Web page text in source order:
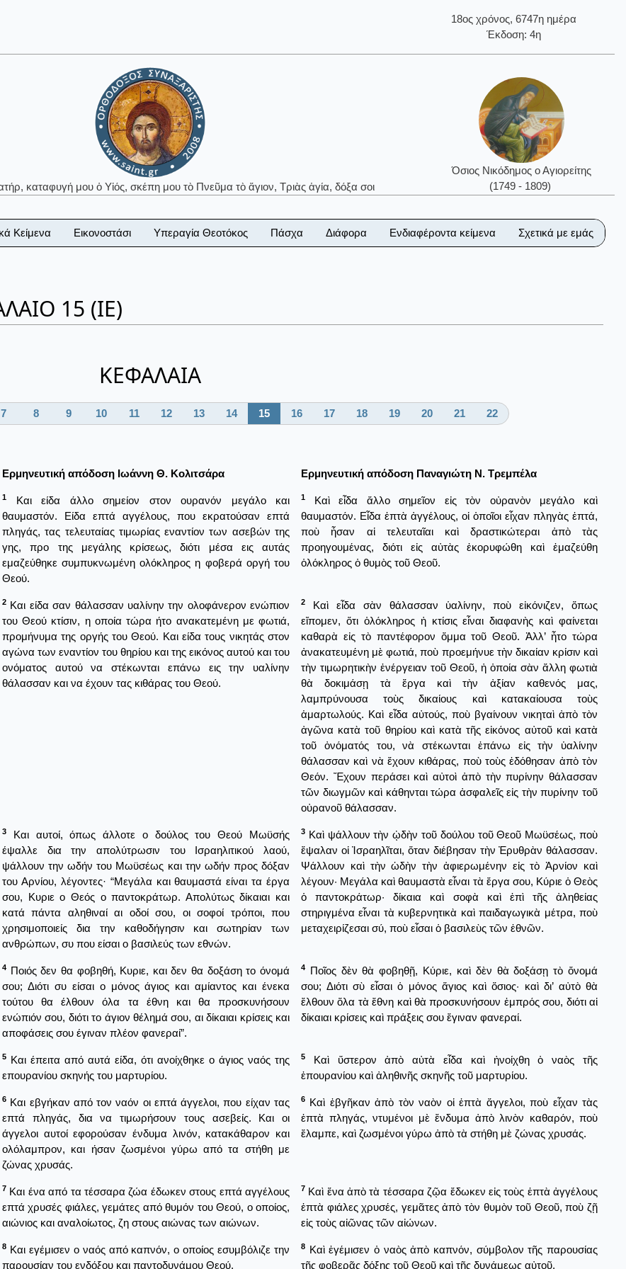
18ος χρόνος, 6747η ημέρα
Έκδοση: 4η
καταφυγή μου ὁ Υἱός, σκέπη μου τὸ Πνεῦμα τὸ ἅγιον, Τριὰς ἁγία, δόξα σοι
Όσιος Νικόδημος ο Αγιορείτης
(1749 - 1809)
Κείμενα Εικονοστάσι Υπεραγία Θεοτόκος Πάσχα Διάφορα Ενδιαφέροντα κείμενα Σχετικά με εμάς
15 (ΙΕ)
ΚΕΦΑΛΑΙΑ
7 8 9 10 11 12 13 14 15 16 17 18 19 20 21 22
Ερμηνευτική απόδοση Ιωάννη Θ. Κολιτσάρα Ερμηνευτική απόδοση Παναγιώτη Ν. Τρεμπέλα
1
Και είδα άλλο σημείον στον ουρανόν μεγάλο και
θαυμαστόν. Είδα επτά αγγέλους, που εκρατούσαν επτά
πληγάς, τας τελευταίας τιμωρίας εναντίον των ασεβών της
γης, προ της μεγάλης κρίσεως, διότι μέσα εις αυτάς
εμαζεύθηκε συμπυκνωμένη ολόκληρος η φοβερά οργή του
Θεού.
1
Καὶ εἶδα ἄλλο σημεῖον εἰς τὸν οὐρανὸν μεγάλο καὶ
θαυμαστόν. Εἶδα ἑπτὰ ἀγγέλους, οἱ ὁποῖοι εἶχαν πληγὰς ἑπτά,
ποὺ ἦσαν αἱ τελευταῖαι καὶ δραστικώτεραι ἀπὸ τὰς
προηγουμένας, διότι εἰς αὐτὰς ἐκορυφώθη καὶ ἐμαζεύθη
ὁλόκληρος ὁ θυμὸς τοῦ Θεοῦ.
2 Και είδα σαν θάλασσαν υαλίνην την ολοφάνερον ενώπιον
του Θεού κτίσιν, η οποία τώρα ήτο ανακατεμένη με φωτιά,
προμήνυμα της οργής του Θεού. Και είδα τους νικητάς στον
αγώνα των εναντίον του θηρίου και της εικόνος αυτού και του
ονόματος αυτού να στέκωνται επάνω εις την υαλίνην
θάλασσαν και να έχουν τας κιθάρας του Θεού.
2
Καὶ εἶδα σὰν θάλασσαν ὑαλίνην, ποὺ εἰκόνιζεν, ὅπως
εἴπομεν, ὅτι ὁλόκληρος ἡ κτίσις εἶναι διαφανὴς καὶ φαίνεται
καθαρὰ εἰς τὸ παντέφορον ὄμμα τοῦ Θεοῦ. Ἀλλ’ ἦτο τώρα
ἀνακατευμένη μὲ φωτιά, ποὺ προεμήνυε τὴν δικαίαν κρίσιν καὶ
τὴν τιμωρητικὴν ἐνέργειαν τοῦ Θεοῦ, ἡ ὁποία σὰν ἄλλη φωτιὰ
θὰ δοκιμάσῃ τὰ ἔργα καὶ τὴν ἀξίαν καθενός μας,
λαμπρύνουσα τοὺς δικαίους καὶ κατακαίουσα τοὺς
ἁμαρτωλούς. Καὶ εἶδα αὐτούς, ποὺ βγαίνουν νικηταὶ ἀπὸ τὸν
ἀγῶνα κατὰ τοῦ θηρίου καὶ κατὰ τῆς εἰκόνος αὐτοῦ καὶ κατὰ
τοῦ ὀνόματός του, νὰ στέκωνται ἐπάνω εἰς τὴν ὑαλίνην
θάλασσαν καὶ νὰ ἔχουν κιθάρας, ποὺ τοὺς ἐδόθησαν ἀπὸ τὸν
Θεόν. Ἔχουν περάσει καὶ αὐτοὶ ἀπὸ τὴν πυρίνην θάλασσαν
τῶν διωγμῶν καὶ κάθηνται τώρα ἀσφαλεῖς εἰς τὴν πυρίνην τοῦ
οὐρανοῦ θάλασσαν.
3
Και αυτοί, όπως άλλοτε ο δούλος του Θεού Μωϋσής
έψαλλε δια την απολύτρωσιν του Ισραηλιτικού λαού,
ψάλλουν την ωδήν του Μωϋσέως και την ωδήν προς δόξαν
του Αρνίου, λέγοντες· “Μεγάλα και θαυμαστά είναι τα έργα
σου, Κυριε ο Θεός ο παντοκράτωρ. Απολύτως δίκαιαι και
κατά πάντα αληθιναί αι οδοί σου, οι σοφοί τρόποι, που
χρησιμοποιείς δια την καθοδήγησιν και σωτηρίαν των
ανθρώπων, συ που είσαι ο βασιλεύς των εθνών.
3 Καὶ ψάλλουν τὴν ᾠδὴν τοῦ δούλου τοῦ Θεοῦ Μωϋσέως, ποὺ
ἔψαλαν οἱ Ἰσραηλῖται, ὅταν διέβησαν τὴν Ἐρυθρὰν θάλασσαν.
Ψάλλουν καὶ τὴν ὡδὴν τὴν ἀφιερωμένην εἰς τὸ Ἀρνίον καὶ
λέγουν· Μεγάλα καὶ θαυμαστὰ εἶναι τὰ ἔργα σου, Κύριε ὁ Θεὸς
ὁ παντοκράτωρ· δίκαια καὶ σοφὰ καὶ ἐπὶ τῆς ἀληθείας
στηριγμένα εἶναι τὰ κυβερνητικὰ καὶ παιδαγωγικὰ μέτρα, ποὺ
μεταχειρίζεσαι σύ, ποὺ εἶσαι ὁ βασιλεὺς τῶν ἐθνῶν.
4 Ποιός δεν θα φοβηθή, Κυριε, και δεν θα δοξάση το όνομά
σου; Διότι συ είσαι ο μόνος άγιος και αμίαντος και ένεκα
τούτου θα έλθουν όλα τα έθνη και θα προσκυνήσουν
ενώπιόν σου, διότι το άγιον θέλημά σου, αι δίκαιαι κρίσεις και
αποφάσεις σου έγιναν πλέον φανεραί”.
4
Ποῖος δὲν θὰ φοβηθῇ, Κύριε, καὶ δὲν θὰ δοξάσῃ τὸ ὄνομά
σου; Διότι σὺ εἶσαι ὁ μόνος ἅγιος καὶ ὅσιος· καὶ δι’ αὐτὸ θὰ
ἔλθουν ὅλα τὰ ἔθνη καὶ θὰ προσκυνήσουν ἐμπρός σου, διότι αἱ
δίκαιαι κρίσεις καὶ πράξεις σου ἔγιναν φανεραί.
5 Και έπειτα από αυτά είδα, ότι ανοίχθηκε ο άγιος ναός της
επουρανίου σκηνής του μαρτυρίου.
5
Καὶ ὕστερον ἀπὸ αὐτὰ εἶδα καὶ ἠνοίχθη ὁ ναὸς τῆς
ἐπουρανίου καὶ ἀληθινῆς σκηνῆς τοῦ μαρτυρίου.
6 Και εβγήκαν από τον ναόν οι επτά άγγελοι, που είχαν τας
επτά πληγάς, δια να τιμωρήσουν τους ασεβείς. Και οι
άγγελοι αυτοί εφορούσαν ένδυμα λινόν, κατακάθαρον και
ολόλαμπρον, και ήσαν ζωσμένοι γύρω από τα στήθη με
ζώνας χρυσάς.
6 Καὶ ἐβγῆκαν ἀπὸ τὸν ναὸν οἱ ἑπτὰ ἄγγελοι, ποὺ εἶχαν τὰς
ἑπτὰ πληγάς, ντυμένοι μὲ ἔνδυμα ἀπὸ λινὸν καθαρόν, ποὺ
ἔλαμπε, καὶ ζωσμένοι γύρω ἀπὸ τὰ στήθη μὲ ζώνας χρυσάς.
7 Και ένα από τα τέσσαρα ζώα έδωκεν στους επτά αγγέλους
επτά χρυσές φιάλες, γεμάτες από θυμόν του Θεού, ο οποίος,
αιώνιος και αναλοίωτος, ζη στους αιώνας των αιώνων.
7 Καὶ ἕνα ἀπὸ τὰ τέσσαρα ζῷα ἔδωκεν εἰς τοὺς ἑπτὰ ἀγγέλους
ἑπτὰ φιάλες χρυσές, γεμᾶτες ἀπὸ τὸν θυμὸν τοῦ Θεοῦ, ποὺ ζῇ
εἰς τοὺς αἰῶνας τῶν αἰώνων.
8 Και εγέμισεν ο ναός από καπνόν, ο οποίος εσυμβόλιζε την
παρουσίαν του ενδόξου και παντοδυνάμου Θεού.
8 Καὶ ἐγέμισεν ὁ ναὸς ἀπὸ καπνόν, σύμβολον τῆς παρουσίας
τῆς φοβερᾶς δόξης τοῦ Θεοῦ καὶ τῆς δυνάμεως αὐτοῦ.